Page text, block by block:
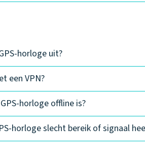
horloge uit?
een VPN?
horloge offline is?
horloge slecht bereik of signaal